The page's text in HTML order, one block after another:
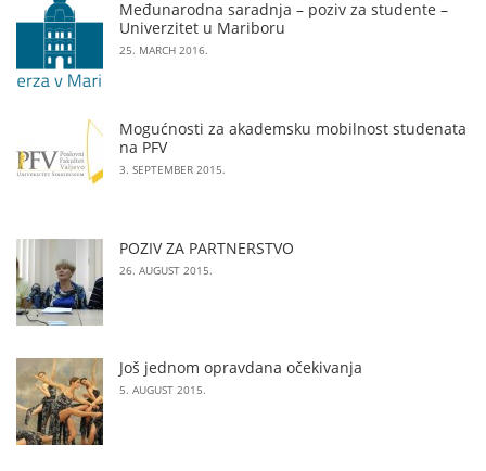
Međunarodna saradnja – poziv za studente –
Univerzitet u Mariboru
25. MARCH 2016.
Mogućnosti za akademsku mobilnost studenata
na PFV
3. SEPTEMBER 2015.
POZIV ZA PARTNERSTVO
26. AUGUST 2015.
Još jednom opravdana očekivanja
5. AUGUST 2015.